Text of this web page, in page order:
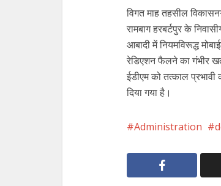
विगत माह तहसील
रामबाग हरबर्टपुर के
आबादी में नियमविरूद्ध
रेडिएशन फैलने का गंभीर
ईडीएम को तत्काल प्रभावी
दिया गया है।
Administration